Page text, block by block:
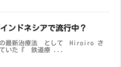
ンドネシアで流行中？
の最新治療法 として Hiroiro さ
ていた『 鉄道療 ...